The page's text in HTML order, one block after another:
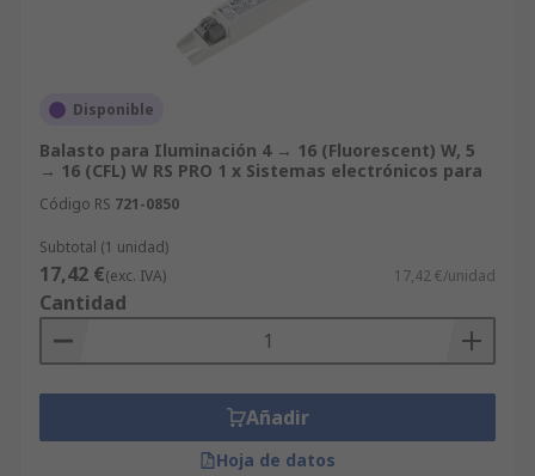
compruebe la información técnica de cada
producto Balastros para Iluminación antes de
Disponible
Balasto para Iluminación 4 → 16 (Fluorescent) W, 5
→ 16 (CFL) W RS PRO 1 x Sistemas electrónicos para
Código RS 721-0850
Subtotal (1 unidad)
17,42 €(exc. IVA) 17,42 €/unidad
Cantidad
Añadir
Hoja de datos